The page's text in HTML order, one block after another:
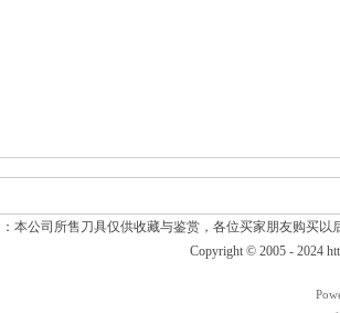
本公司所售刀具仅供收藏与鉴赏，各位买家朋友购买
Copyright © 2005 - 2024